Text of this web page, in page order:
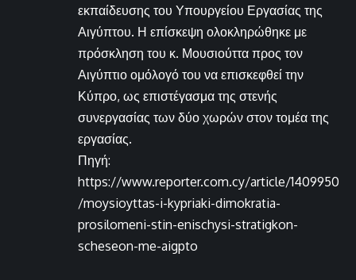
εκπαίδευσης του Υπουργείου Εργασίας της
Αιγύπτου. Η επίσκεψη ολοκληρώθηκε με
πρόσκληση του κ. Μουσιούττα προς τον
Αιγύπτιο ομόλογό του να επισκεφθεί την
Κύπρο, ως επιστέγασμα της στενής
συνεργασίας των δύο χωρών στον τομέα της
εργασίας.
Πηγή:
https://www.reporter.com.cy/article/1409950
/moysioyttas-i-kypriaki-dimokratia-
prosilomeni-stin-enischysi-stratigkon-
scheseon-me-aigpto